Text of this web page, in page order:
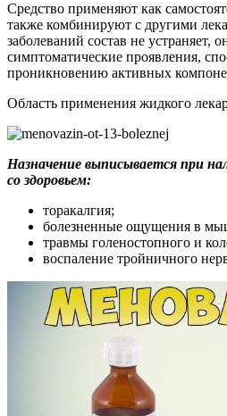
Средство применяют как
также комбинируют с другими
заболеваний состав не устраняет,
симптоматические проявления,
проникновению активных
Область применения жидкого
Назначение выписывается при
со здоровьем:
торакалгия;
болезненные ощущения в
травмы голеностопного и
воспаление тройничного